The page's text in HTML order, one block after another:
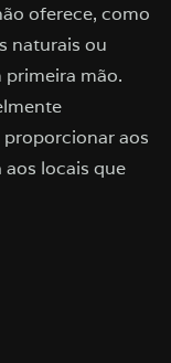
oferece, como
naturais ou
primeira mão.
aos
locais que